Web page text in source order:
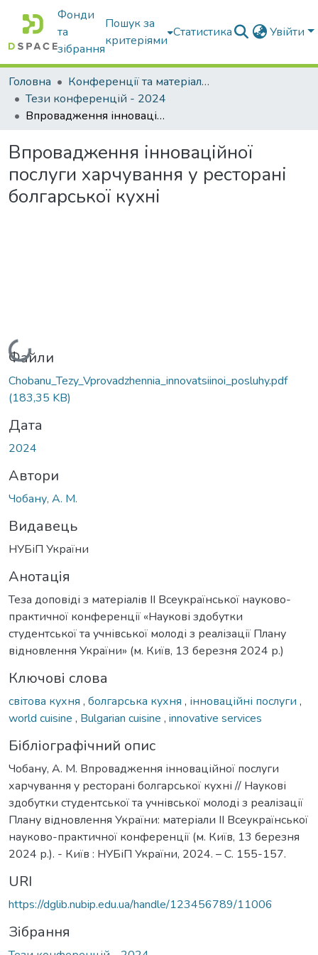
Фонди
та
зібрання
Пошук за
критеріями
Статистика Увійти
Головна
Конференції та матеріали конференцій
Тези конференцій - 2024
Впровадження інноваційної послуги харчування у ресторані болгарської кухні
Впровадження інноваційної
послуги харчування у ресторані
болгарської кухні
Вантажиться...
Файли
Chobanu_Tezy_Vprovadzhennia_innovatsiinoi_posluhy.pdf
(183,35 KB)
Дата
2024
Автори
Чобану, А. М.
Видавець
НУБіП України
Анотація
Теза доповіді з матеріалів ІІ Всеукраїнської науково-
практичної конференції «Наукові здобутки
студентської та учнівської молоді з реалізації Плану
відновлення України» (м. Київ, 13 березня 2024 р.)
Ключові слова
світова кухня , болгарська кухня , інноваційні послуги ,
world cuisine , Bulgarian cuisine , innovative services
Бібліографічний опис
Чобану, А. М. Впровадження інноваційної послуги
харчування у ресторані болгарської кухні // Наукові
здобутки студентської та учнівської молоді з реалізації
Плану відновлення України: матеріали ІІ Всеукраїнської
науково-практичної конференції (м. Київ, 13 березня
2024 р.). - Київ : НУБіП України, 2024. – С. 155-157.
URI
https://dglib.nubip.edu.ua/handle/123456789/11006
Зібрання